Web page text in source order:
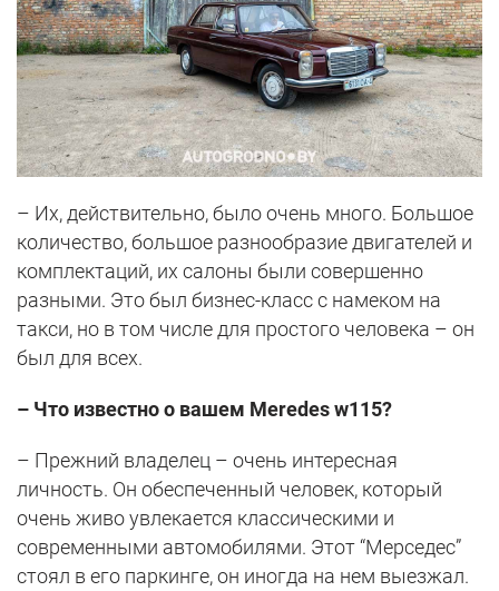
– Их, действительно, было очень много. Большое
количество, большое разнообразие двигателей и
комплектаций, их салоны были совершенно
разными. Это был бизнес-класс с намеком на
такси, но в том числе для простого человека – он
был для всех.
– Что известно о вашем Meredes w115?
– Прежний владелец – очень интересная
личность. Он обеспеченный человек, который
очень живо увлекается классическими и
современными автомобилями. Этот “Мерседес”
стоял в его паркинге, он иногда на нем выезжал.